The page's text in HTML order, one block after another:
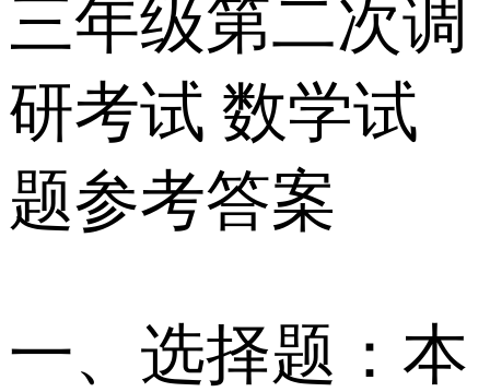
三年级第二次调
研考试 数学试
题参考答案
一、选择题：本